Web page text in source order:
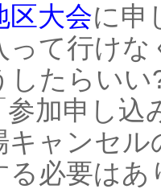
区大会に申
って行け
したらいい
参加申し込
キャンセ
る必要はあ